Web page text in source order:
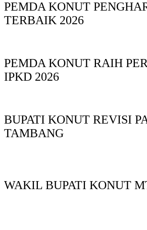
PEMDA KONUT
TERBAIK 2026
PEMDA KONUT RAIH
IPKD 2026
BUPATI KONUT REVISI
TAMBANG
WAKIL BUPATI KONUT